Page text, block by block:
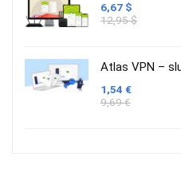
6,67 $
12,95 $
Atlas VPN –
1,54 €
9,69 €